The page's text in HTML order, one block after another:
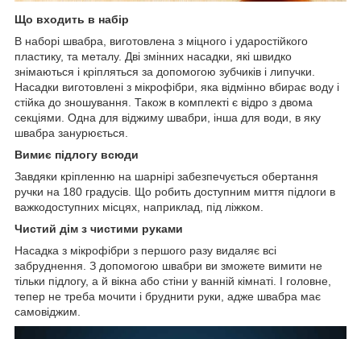
Що входить в набір
В наборі швабра, виготовлена з міцного і ударостійкого
пластику, та металу. Дві змінних насадки, які швидко
знімаються і кріпляться за допомогою зубчиків і липучки.
Насадки виготовлені з мікрофібри, яка відмінно вбирає воду і
стійка до зношування. Також в комплекті є відро з двома
секціями. Одна для віджиму швабри, інша для води, в яку
швабра занурюється.
Вимиє підлогу всюди
Завдяки кріпленню на шарнірі забезпечується обертання
ручки на 180 градусів. Що робить доступним миття підлоги в
важкодоступних місцях, наприклад, під ліжком.
Чистий дім з чистими руками
Насадка з мікрофібри з першого разу видаляє всі
забруднення. З допомогою швабри ви зможете вимити не
тільки підлогу, а й вікна або стіни у ванній кімнаті. І головне,
тепер не треба мочити і бруднити руки, адже швабра має
самовіджим.